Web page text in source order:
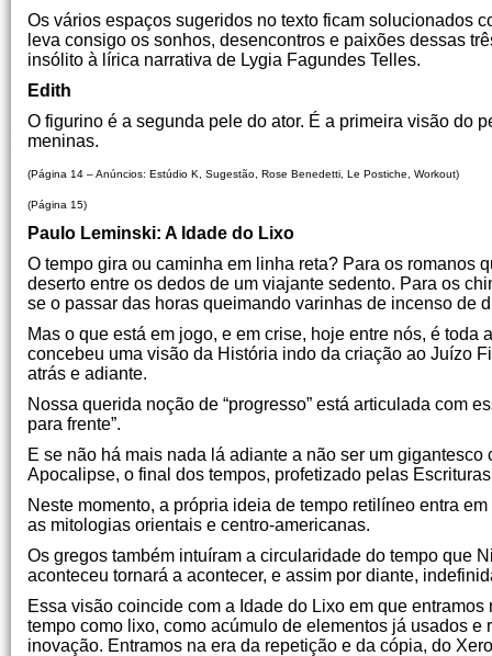
Os vários espaços sugeridos no texto ficam solucionados
leva consigo os sonhos, desencontros e paixões dessas
insólito à lírica narrativa de Lygia Fagundes Telles.
Edith
O figurino é a segunda pele do ator. É a primeira visão do
meninas.
(Página 14 – Anúncios: Estúdio K, Sugestão, Rose Benedetti, Le Postiche, Workout)
(Página 15)
Paulo Leminski: A Idade do Lixo
O tempo gira ou caminha em linha reta? Para os romanos
deserto entre os dedos de um viajante sedento. Para os
se o passar das horas queimando varinhas de incenso de
Mas o que está em jogo, e em crise, hoje entre nós, é
concebeu uma visão da História indo da criação ao Juízo
atrás e adiante.
Nossa querida noção de “progresso” está articulada com
para frente”.
E se não há mais nada lá adiante a não ser um
Apocalipse, o final dos tempos, profetizado pelas
Neste momento, a própria ideia de tempo retilíneo entra
as mitologias orientais e centro-americanas.
Os gregos também intuíram a circularidade do tempo que
aconteceu tornará a acontecer, e assim por diante,
Essa visão coincide com a Idade do Lixo em que
tempo como lixo, como acúmulo de elementos já usados
inovação. Entramos na era da repetição e da cópia, do